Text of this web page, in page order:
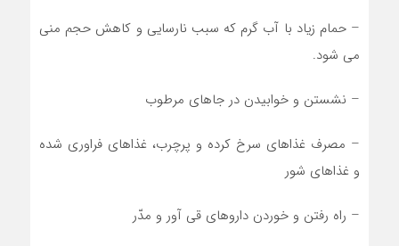
– حمام زیاد با آب گرم که سبب نارسایی و کاهش حجم منی
می شود.
– نشستن و خوابیدن در جا‏های مرطوب
– مصرف غذاهای سرخ کرده و پرچرب، غذاهای فراوری شده
و غذاهای شور
– راه رفتن و خوردن داروهای قی آور و مدّر